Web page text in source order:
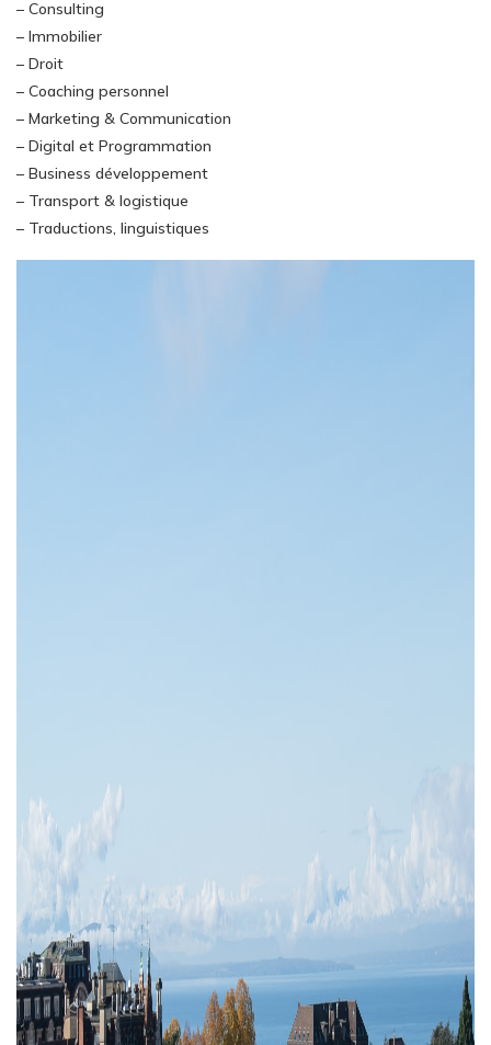
– Consulting
– Immobilier
– Droit
– Coaching personnel
– Marketing & Communication
– Digital et Programmation
– Business développement
– Transport & logistique
– Traductions, linguistiques